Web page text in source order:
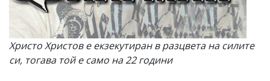
Христо Христов е екзекутиран в разцвета на силите
си, тогава той е само на 22 години